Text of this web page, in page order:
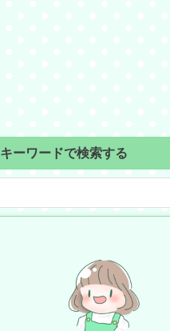
キーワードで検索する